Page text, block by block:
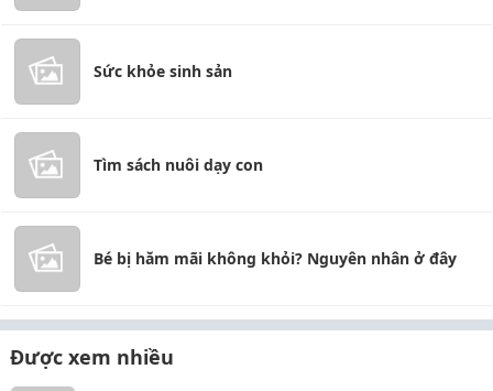
Sức khỏe sinh sản
Tìm sách nuôi dạy con
Bé bị hăm mãi không khỏi? Nguyên nhân ở đây
Được xem nhiều